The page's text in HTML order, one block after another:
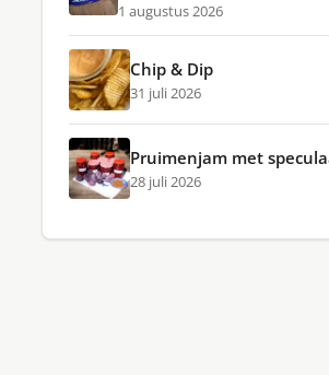
1 augustus 2026
Chip & Dip
31 juli 2026
Pruimenjam met
28 juli 2026